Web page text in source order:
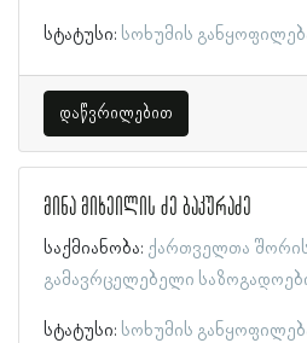
სტატუსი: სოხუმის
დაწვრილებით
მინა მიხეილის ძე ბაკურაძე
საქმიანობა: ქართველთა
გამავრცელებელი
სტატუსი: სოხუმის